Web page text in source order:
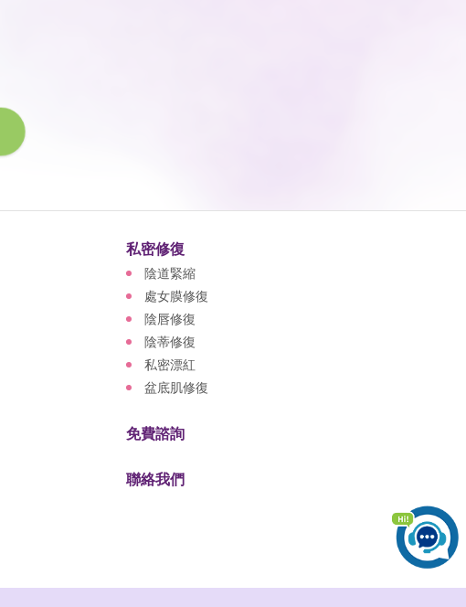
私密修復
陰道緊縮
處女膜修復
陰唇修復
陰蒂修復
私密漂紅
盆底肌修復
免費諮詢
聯絡我們